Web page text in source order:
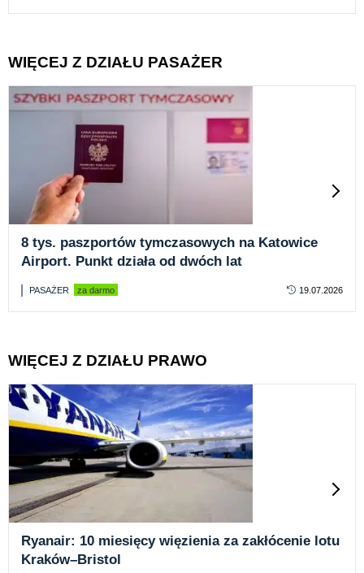
WIĘCEJ Z DZIAŁU PASAŻER
8 tys. paszportów tymczasowych na Katowice
Airport. Punkt działa od dwóch lat
PASAŻER za darmo 19.07.2026
WIĘCEJ Z DZIAŁU PRAWO
Ryanair: 10 miesięcy więzienia za zakłócenie lotu
Kraków–Bristol